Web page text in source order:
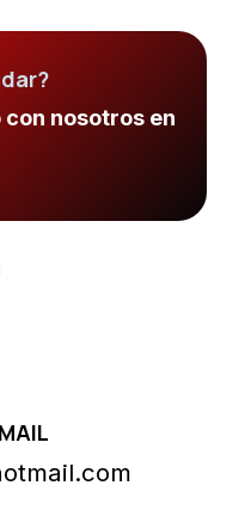
nosotros en